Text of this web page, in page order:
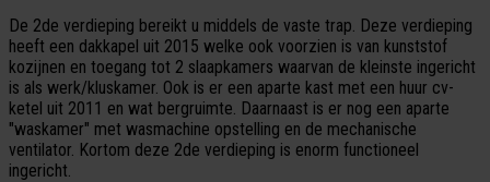
De 2de verdieping bereikt u middels de vaste trap. Deze verdieping
heeft een dakkapel uit 2015 welke ook voorzien is van kunststof
kozijnen en toegang tot 2 slaapkamers waarvan de kleinste ingericht
is als werk/kluskamer. Ook is er een aparte kast met een huur cv-
ketel uit 2011 en wat bergruimte. Daarnaast is er nog een aparte
"waskamer" met wasmachine opstelling en de mechanische
ventilator. Kortom deze 2de verdieping is enorm functioneel
ingericht.